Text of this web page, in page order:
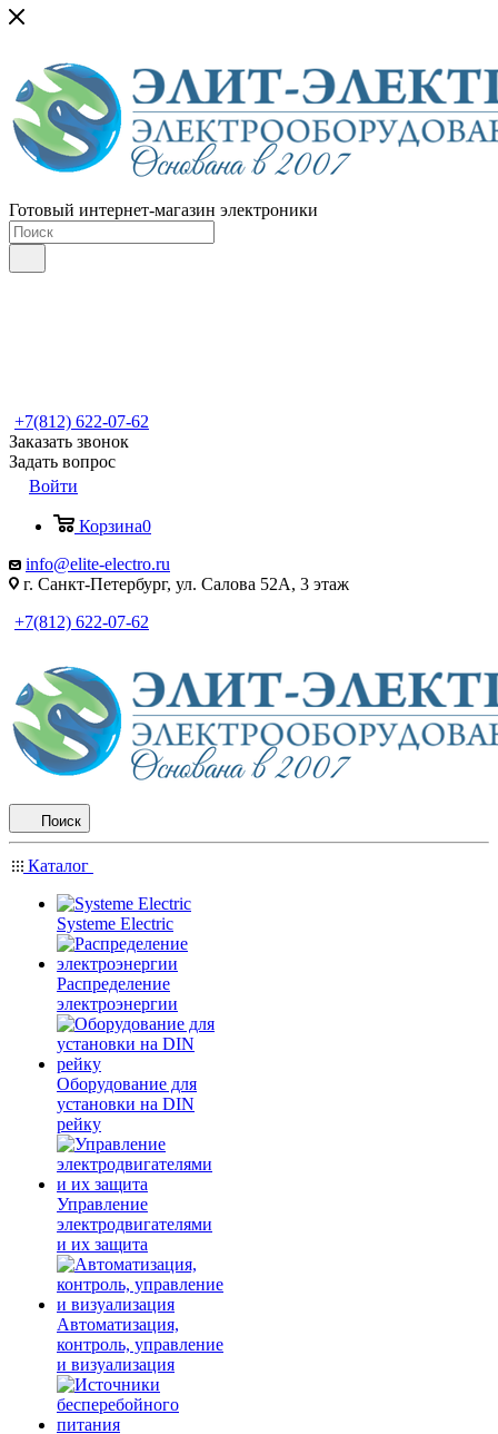
Готовый интернет-магазин электроники
+7(812) 622-07-62
Заказать звонок
Задать вопрос
Войти
Корзина0
info@elite-electro.ru
г. Санкт-Петербург, ул. Салова 52А, 3 этаж
+7(812) 622-07-62
Поиск
Каталог
Systeme Electric
Распределение
электроэнергии
Оборудование для
установки на DIN
рейку
Управление
электродвигателями
и их защита
Автоматизация,
контроль, управление
и визуализация